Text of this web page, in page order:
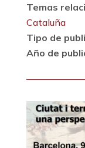
Temas
Cataluña
Tipo de
Año de